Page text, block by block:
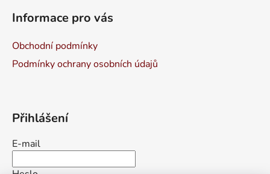
Informace pro vás
Obchodní podmínky
Podmínky ochrany osobních údajů
Přihlášení
E-mail